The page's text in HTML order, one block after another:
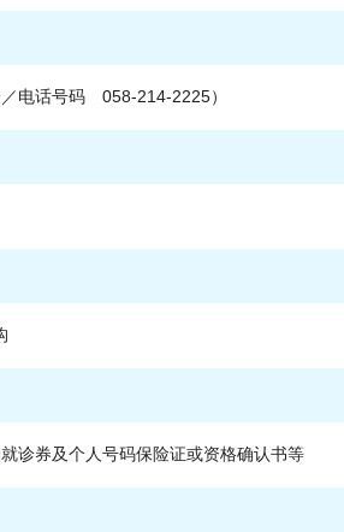
电话号码 058-214-2225）
诊券及个人号码保险证或资格确认书等